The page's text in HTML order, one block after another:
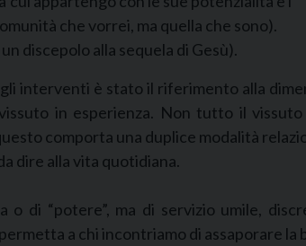
che vorrei, ma quella che sono).
discepolo alla sequela di Gesù).
interventi è stato il riferimento alla
in esperienza. Non tutto il
comporta una duplice modalità
dire alla vita quotidiana.
o di “potere”, ma di servizio umile,
a chi incontriamo di assaporare la